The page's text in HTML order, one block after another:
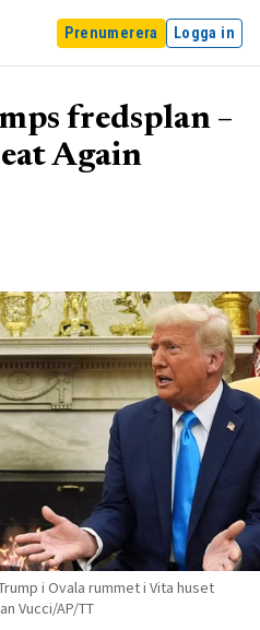
Prenumerera Logga in
fredsplan –
Again
i Ovala rummet i Vita huset
Vucci/AP/TT